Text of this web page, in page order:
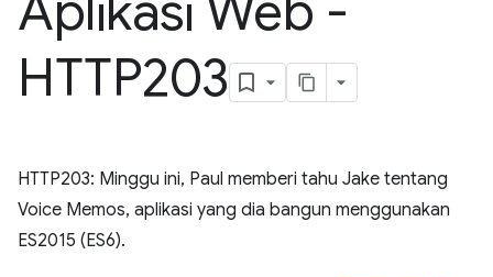
HTTP203
HTTP203: Minggu ini, Paul memberi tahu Jake tentang
Voice Memos, aplikasi yang dia bangun menggunakan
ES2015 (ES6).